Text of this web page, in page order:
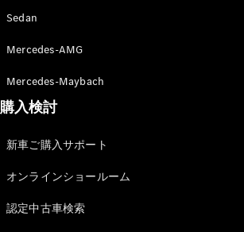
Cabriolet/Roadster
CLE
Cabriolet
AMG SL
Mercedes-
Maybach SL
Sedan
Mercedes-AMG
Mercedes-Maybach
購入検討
新車ご購入サポート
オンラインショールーム
認定中古車検索